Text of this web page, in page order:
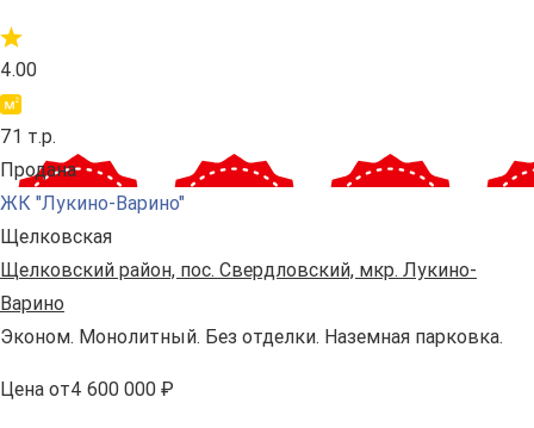
4.00
71 т.р.
Продана
ЖК "Лукино-Варино"
Щелковская
Щелковский район, пос. Свердловский, мкр. Лукино-
Варино
Эконом. Монолитный. Без отделки. Наземная парковка.
Цена от4 600 000 ₽